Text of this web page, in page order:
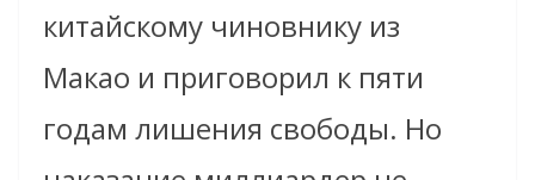
китайскому чиновнику из
Макао и приговорил к пяти
годам лишения свободы. Но